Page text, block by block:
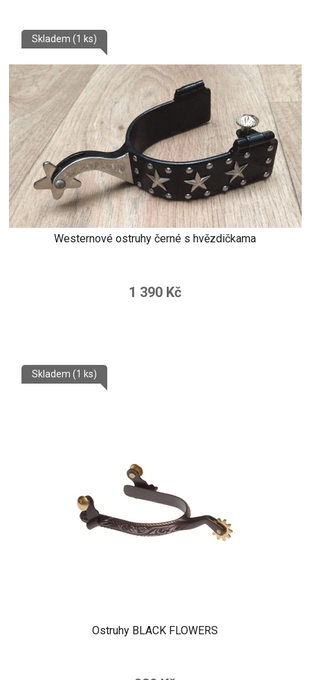
Westernové ostruhy černé s hvězdičkama
Skladem (1 ks)
1 390 Kč
Ostruhy BLACK FLOWERS
Skladem (1 ks)